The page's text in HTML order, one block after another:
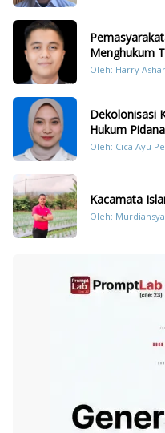
Menghukum
Oleh: Harry
Dekolonisasi
Hukum
Oleh: Cica Ayu
Kacamata
Oleh: